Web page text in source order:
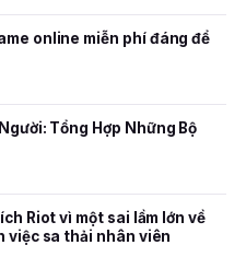
online miễn phí đáng để
Tổng Hợp Những Bộ
Riot vì một sai lầm lớn về
việc sa thải nhân viên